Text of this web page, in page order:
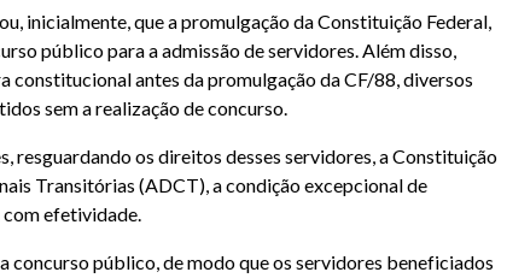
inicialmente, que a promulgação da Constituição Federal,
público para a admissão de servidores. Além disso,
constitucional antes da promulgação da CF/88, diversos
sem a realização de concurso.
resguardando os direitos desses servidores, a Constituição
Transitórias (ADCT), a condição excepcional de
com efetividade.
concurso público, de modo que os servidores beneficiados